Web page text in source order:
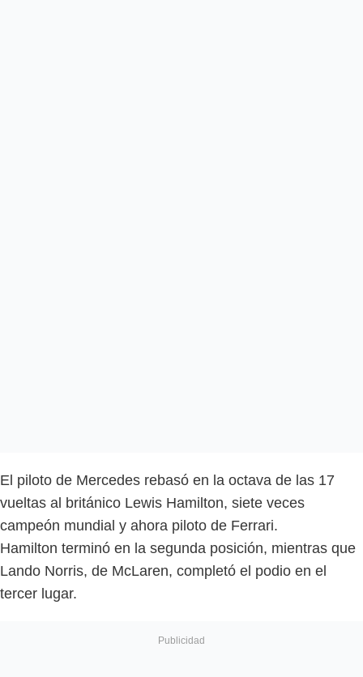
El piloto de Mercedes rebasó en la octava de las 17
vueltas al británico Lewis Hamilton, siete veces
campeón mundial y ahora piloto de Ferrari.
Hamilton terminó en la segunda posición, mientras que
Lando Norris, de McLaren, completó el podio en el
tercer lugar.